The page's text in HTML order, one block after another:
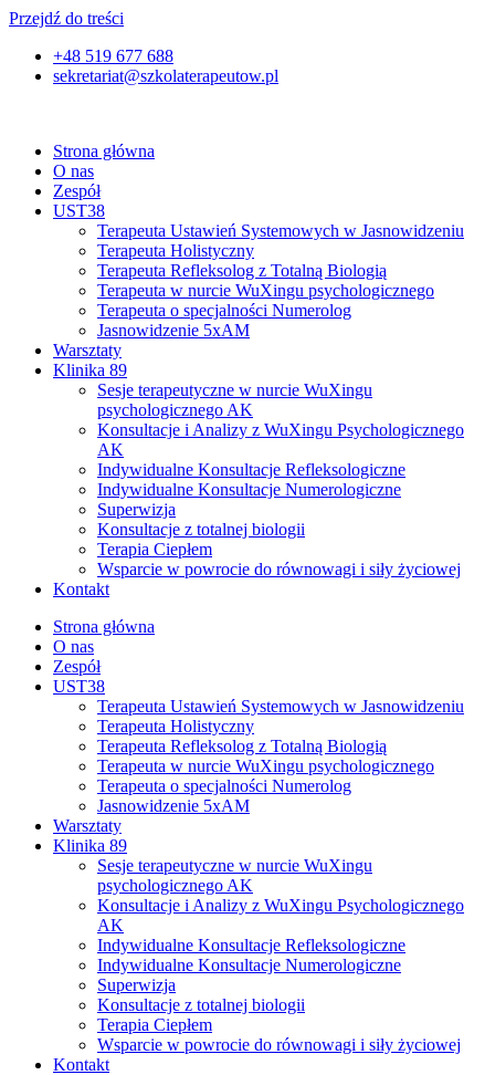
Przejdź do treści
+48 519 677 688
sekretariat@szkolaterapeutow.pl
Strona główna
O nas
Zespół
UST38
Terapeuta Ustawień Systemowych w Jasnowidzeniu
Terapeuta Holistyczny
Terapeuta Refleksolog z Totalną Biologią
Terapeuta w nurcie WuXingu psychologicznego
Terapeuta o specjalności Numerolog
Jasnowidzenie 5xAM
Warsztaty
Klinika 89
Sesje terapeutyczne w nurcie WuXingu
psychologicznego AK
Konsultacje i Analizy z WuXingu Psychologicznego
AK
Indywidualne Konsultacje Refleksologiczne
Indywidualne Konsultacje Numerologiczne
Superwizja
Konsultacje z totalnej biologii
Terapia Ciepłem
Wsparcie w powrocie do równowagi i siły życiowej
Kontakt
Strona główna
O nas
Zespół
UST38
Terapeuta Ustawień Systemowych w Jasnowidzeniu
Terapeuta Holistyczny
Terapeuta Refleksolog z Totalną Biologią
Terapeuta w nurcie WuXingu psychologicznego
Terapeuta o specjalności Numerolog
Jasnowidzenie 5xAM
Warsztaty
Klinika 89
Sesje terapeutyczne w nurcie WuXingu
psychologicznego AK
Konsultacje i Analizy z WuXingu Psychologicznego
AK
Indywidualne Konsultacje Refleksologiczne
Indywidualne Konsultacje Numerologiczne
Superwizja
Konsultacje z totalnej biologii
Terapia Ciepłem
Wsparcie w powrocie do równowagi i siły życiowej
Kontakt